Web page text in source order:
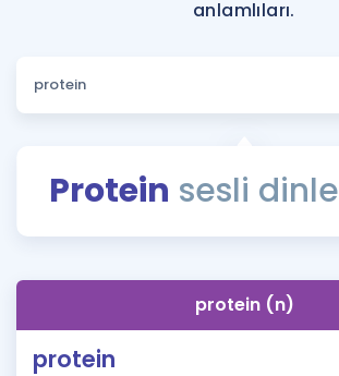
Sözlük
Rehberlik Aracı
ÖSYM Sınav Takvimi
Kampanyalar
Blog
Hakkımızda
anlamlıları.
Protein sesli dinle
protein (n)
protein